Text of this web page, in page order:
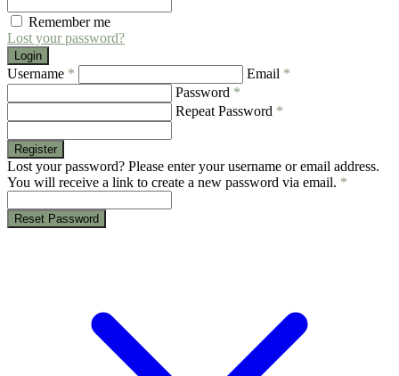
Remember me
Lost your password?
Login
Username * Email *
Password *
Repeat Password *
Register
Lost your password? Please enter your username or email address.
You will receive a link to create a new password via email. *
Reset Password